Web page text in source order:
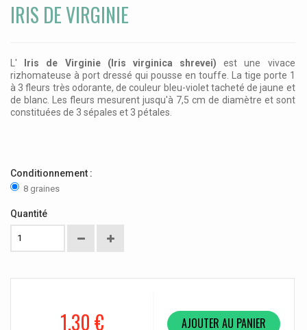
IRIS DE VIRGINIE
L' Iris de Virginie (Iris virginica shrevei) est une vivace
rizhomateuse à port dressé qui pousse en touffe. La tige porte 1
à 3 fleurs très odorante, de couleur bleu-violet tacheté de jaune et
de blanc. Les fleurs mesurent jusqu'à 7,5 cm de diamètre et sont
constituées de 3 sépales et 3 pétales.
Conditionnement :
8 graines
Quantité
1,30 € AJOUTER AU PANIER